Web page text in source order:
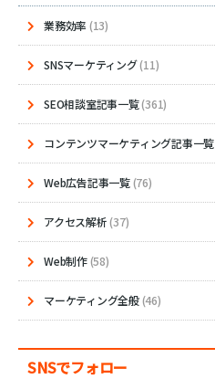
業務効率 (13)
SNSマーケティング(11)
SEO相談室記事一覧(361)
コンテンツマーケティング記事一覧
Web広告記事一覧(76)
アクセス解析(37)
Web制作(58)
マーケティング全般(46)
SNSでフォロー